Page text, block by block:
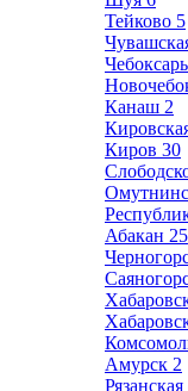
Тейково 5
Канаш 2
Киров 30
Абакан 25
Амурск 2